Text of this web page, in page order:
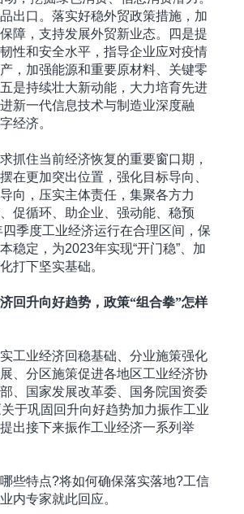
出口。落实好稳外贸政策措施，加
障，支持发展外贸新业态。四是提
性和安全水平，指导企业应对疫情
，加强能源和重要原材料、关键零
是持续壮大新动能，大力培育先进
新一代信息技术与制造业深度融
经济。
住当前经济恢复的重要窗口期，
在更加突出位置，强化目标导向、
向，压实主体责任，集聚各方力
促循环、助企业、强动能、稳预
季度工业经济运行在合理区间，保
稳定，为2023年实现“开门稳”、加
打下坚实基础。
回升向好趋势，政策“组合拳”怎样
业经济回稳基础、分业施策强化
、分区施策促进各地区工业经济协
、国家发展改革委、国务院国资委
于巩固回升向好趋势加力振作工业
出接下来振作工业经济一系列举
特点?将如何确保落实落地?工信
内专家就此回应。